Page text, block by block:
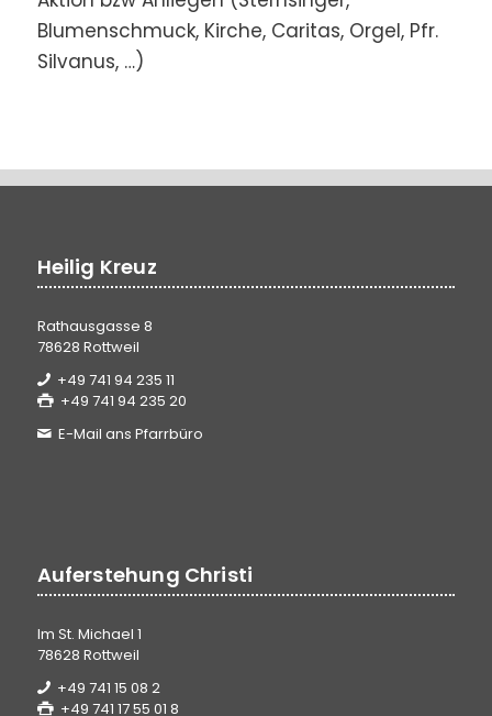
Blumenschmuck, Kirche, Caritas, Orgel, Pfr.
Silvanus, …)
Heilig Kreuz
Rathausgasse 8
78628 Rottweil
+49 741 94 235 11
+49 741 94 235 20
E-Mail ans Pfarrbüro
Auferstehung Christi
Im St. Michael 1
78628 Rottweil
+49 741 15 08 2
+49 741 17 55 01 8